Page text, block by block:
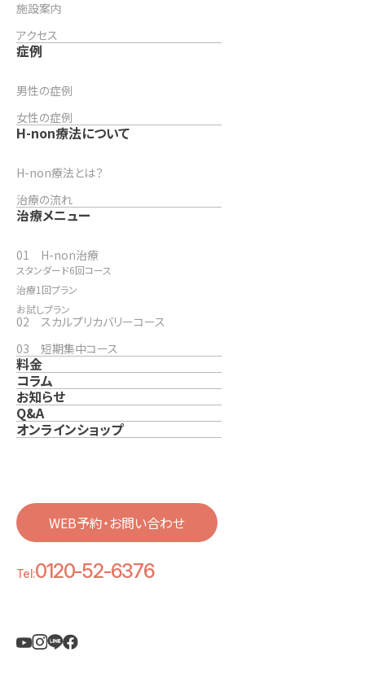
施設案内
アクセス
症例
男性の症例
女性の症例
H-non療法について
H-non療法とは？
治療の流れ
治療メニュー
01 H-non治療
スタンダード6回コース
治療1回プラン
お試しプラン
02 スカルプリカバリーコース
03 短期集中コース
料金
コラム
お知らせ
Q&A
オンラインショップ
WEB予約・お問い合わせ
Tel:0120-52-6376